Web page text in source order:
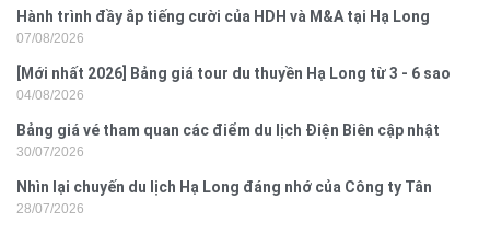
Hành trình đầy ắp tiếng cười của HDH và M&A tại Hạ Long
07/08/2026
[Mới nhất 2026] Bảng giá tour du thuyền Hạ Long từ 3 - 6 sao
04/08/2026
Bảng giá vé tham quan các điểm du lịch Điện Biên cập nhật
2026
30/07/2026
Nhìn lại chuyến du lịch Hạ Long đáng nhớ của Công ty Tân
Hưng 2026
28/07/2026